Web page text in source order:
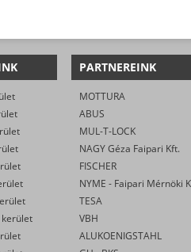
kerület
PARTNEREINK
MOTTURA
ABUS
MUL-T-LOCK
NAGY Géza Faipari Kft.
FISCHER
TESA
VBH
ALUKOENIGSTAHL